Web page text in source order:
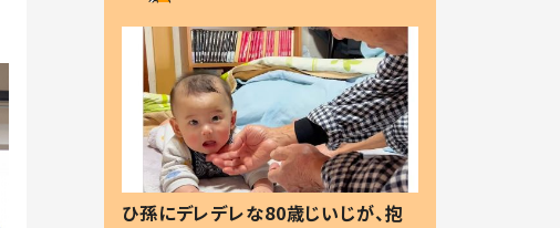
ひ孫にデレデレな80歳じいじが、抱